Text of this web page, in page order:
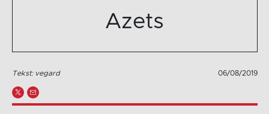
Azets
Tekst: vegard 06/08/2019